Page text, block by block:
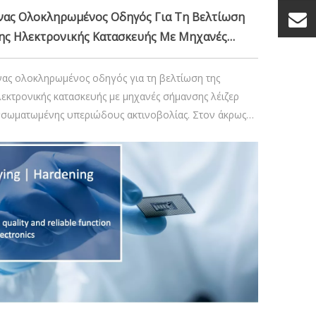
Ολοκληρωμένος Οδηγός Για Τη Βελτίωση
Ηλεκτρονικής Κατασκευής Με Μηχανές
Λέιζερ Ενσωματωμένης Υπεριώδους
ολοκληρωμένος οδηγός για τη βελτίωση της
κατασκευής με μηχανές σήμανσης λέιζερ
υπεριώδους ακτινοβολίας. Στον άκρως
η ακρίβεια και η αποτελεσματικότητα είναι το
για τη διατήρηση ενός ανταγωνιστικού
Οι ενσωματωμένες μηχανές σήμανσης
υπεριώδους ακτινοβολίας έχουν αναδειχθεί ως
που αλλάζει το παιχνίδι